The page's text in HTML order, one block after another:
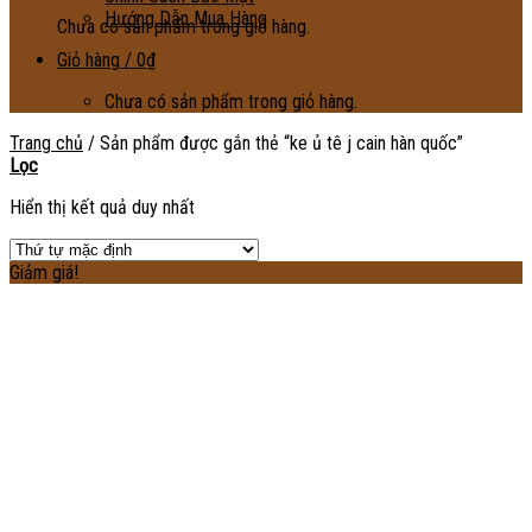
Chưa có sản phẩm trong giỏ hàng.
Hướng Dẫn Mua Hàng
Giỏ hàng / 0₫
Chưa có sản phẩm trong giỏ hàng.
Trang chủ / Sản phẩm được gắn thẻ “ke ủ tê j cain hàn quốc”
Lọc
Hiển thị kết quả duy nhất
Giảm giá!